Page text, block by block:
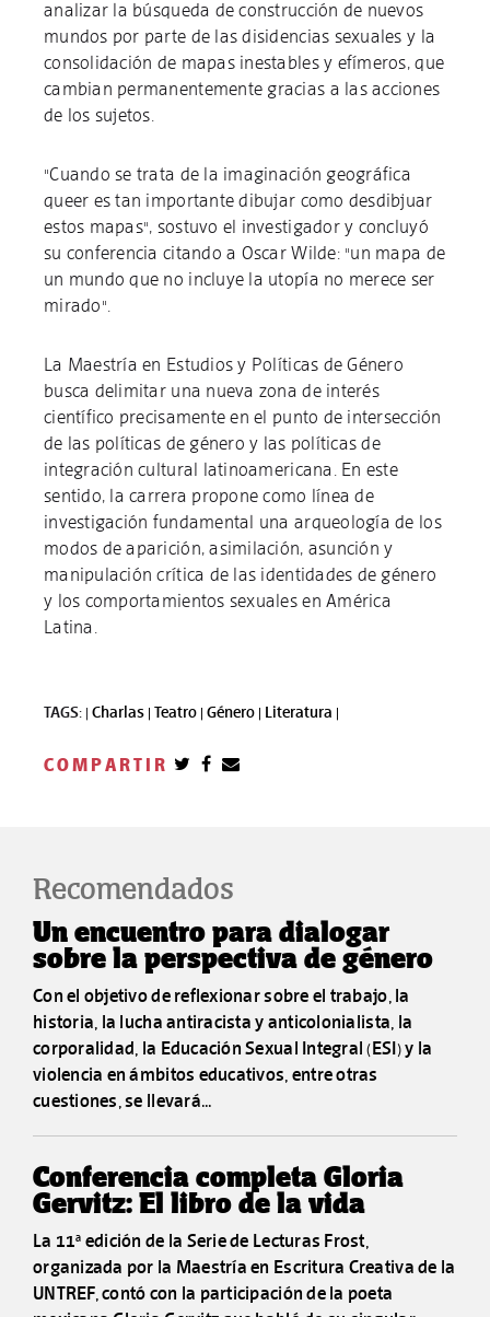
analizar la búsqueda de construcción de nuevos
mundos por parte de las disidencias sexuales y la
consolidación de mapas inestables y efímeros, que
cambian permanentemente gracias a las acciones
de los sujetos.
"Cuando se trata de la imaginación geográfica
queer es tan importante dibujar como desdibjuar
estos mapas", sostuvo el investigador y concluyó
su conferencia citando a Oscar Wilde: "un mapa de
un mundo que no incluye la utopía no merece ser
mirado".
La Maestría en Estudios y Políticas de Género
busca delimitar una nueva zona de interés
científico precisamente en el punto de intersección
de las políticas de género y las políticas de
integración cultural latinoamericana. En este
sentido, la carrera propone como línea de
investigación fundamental una arqueología de los
modos de aparición, asimilación, asunción y
manipulación crítica de las identidades de género
y los comportamientos sexuales en América
Latina.
TAGS: | Charlas | Teatro | Género | Literatura |
COMPARTIR
Recomendados
Un encuentro para dialogar
sobre la perspectiva de género
Con el objetivo de reflexionar sobre el trabajo, la
historia, la lucha antiracista y anticolonialista, la
corporalidad, la Educación Sexual Integral (ESI) y la
violencia en ámbitos educativos, entre otras
cuestiones, se llevará...
Conferencia completa Gloria
Gervitz: El libro de la vida
La 11ª edición de la Serie de Lecturas Frost,
organizada por la Maestría en Escritura Creativa de la
UNTREF, contó con la participación de la poeta